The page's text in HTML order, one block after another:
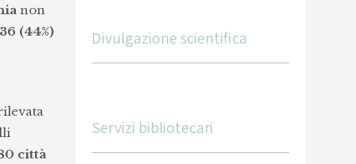
non
(44%)
città
Divulgazione scientifica
Servizi bibliotecari